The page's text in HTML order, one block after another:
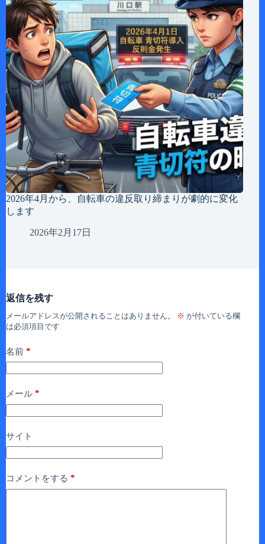
2026年4月から、自転車の違反取り締まりが劇的に変化
します
2026年2月17日
返信を残す
メールアドレスが公開されることはありません。 ※ が付いている欄
は必須項目です
名前 *
メール *
サイト
コメントをする *